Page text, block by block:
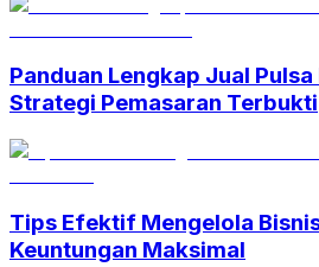
Panduan Lengkap Jual
Strategi Pemasaran Terbukti
Tips Efektif Mengelola
Keuntungan Maksimal